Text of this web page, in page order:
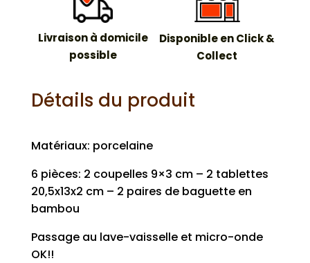
pièces
Livraison à domicile
possible
Disponible en Click &
Collect
Détails du produit
Matériaux: porcelaine
6 pièces: 2 coupelles 9×3 cm – 2 tablettes
20,5x13x2 cm – 2 paires de baguette en
bambou
Passage au lave-vaisselle et micro-onde
OK!!